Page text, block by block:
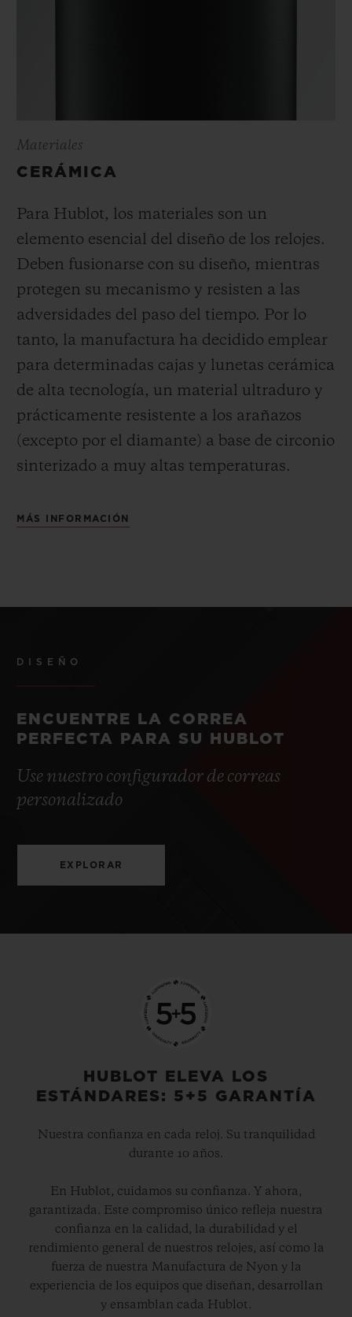
Materiales
CERÁMICA
Para Hublot, los materiales son un
elemento esencial del diseño de los relojes.
Deben fusionarse con su diseño, mientras
protegen su mecanismo y resisten a las
adversidades del paso del tiempo. Por lo
tanto, la manufactura ha decidido emplear
para determinadas cajas y lunetas cerámica
de alta tecnología, un material ultraduro y
prácticamente resistente a los arañazos
(excepto por el diamante) a base de circonio
sinterizado a muy altas temperaturas.
MÁS INFORMACIÓN
DISEÑO
ENCUENTRE LA CORREA
PERFECTA PARA SU HUBLOT
Use nuestro configurador de correas
personalizado
EXPLORAR
HUBLOT ELEVA LOS
ESTÁNDARES: 5+5 GARANTÍA
Nuestra confianza en cada reloj. Su tranquilidad
durante 10 años.
En Hublot, cuidamos su confianza. Y ahora,
garantizada. Este compromiso único refleja nuestra
confianza en la calidad, la durabilidad y el
rendimiento general de nuestros relojes, así como la
fuerza de nuestra Manufactura de Nyon y la
experiencia de los equipos que diseñan, desarrollan
y ensamblan cada Hublot.